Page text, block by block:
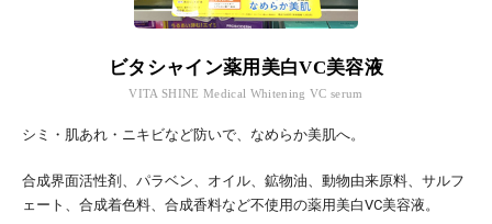
ビタシャイン薬用美白VC美容液
VITA SHINE Medical Whitening VC serum
シミ・肌あれ・ニキビなど防いで、なめらか美肌へ。
合成界面活性剤、パラベン、オイル、鉱物油、動物由来原料、サルフ
ェート、合成着色料、合成香料など不使用の薬用美白VC美容液。